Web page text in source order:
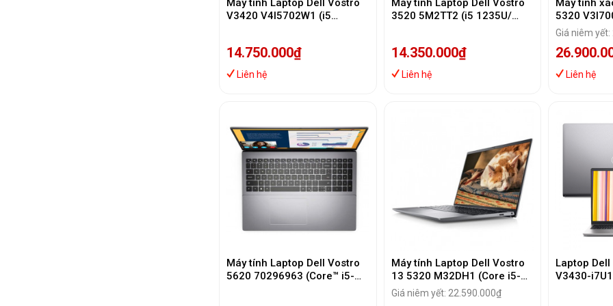
Máy tính Laptop Dell Vostro
V3420 V4I5702W1 (i5
Titan Grey/1Y)
14.750.000₫
Liên hệ
Máy tính Laptop Dell Vostro
3520 5M2TT2 (i5 1235U/
Grey/1Y)
14.350.000₫
Liên hệ
Máy tính
5320
1260P/
Intel Iris
13.3inch)
Giá niêm
Liên hệ
Máy tính Laptop Dell Vostro
5620 70296963 (Core™ i5-
Máy tính Laptop Dell Vostro
13 5320 M32DH1 (Core i5-
1240P | 8GB | 256GB | Intel
Iris Xe | 13.3 inch FHD+ | Win
Giá niêm yết: 22.590.000₫
Laptop
V3430-